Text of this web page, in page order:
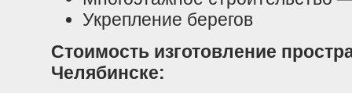
Укрепление берегов
Стоимость изготовление
Челябинске: